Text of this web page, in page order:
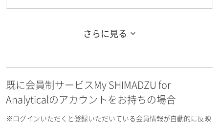
お名前フリガナ（名）
さらに見る
既に会員制サービスMy SHIMADZU for
Analyticalのアカウントをお持ちの場合
※ログインいただくと登録いただいている会員情報が自動的に反映